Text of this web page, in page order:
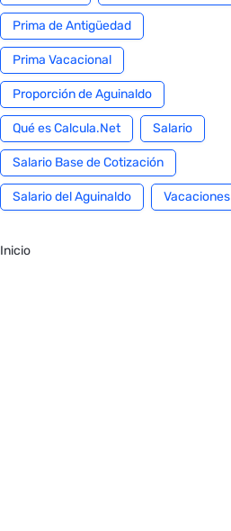
Prima de Antigüedad
Prima Vacacional
Proporción de Aguinaldo
Qué es Calcula.Net Salario
Salario Base de Cotización
Salario del Aguinaldo Vacaciones
Inicio